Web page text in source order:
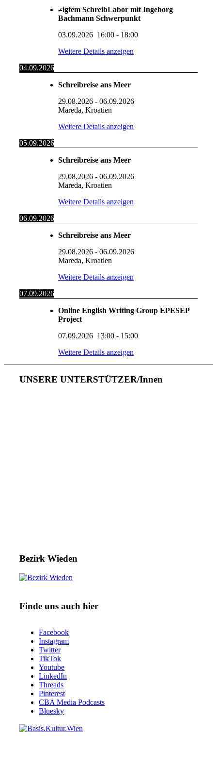
≠igfem SchreibLabor mit Ingeborg
Bachmann Schwerpunkt
03.09.2026 16:00 - 18:00
Weitere Details anzeigen
04.09.2026
Schreibreise ans Meer
29.08.2026 -06.09.2026
Mareda, Kroatien
Weitere Details anzeigen
05.09.2026
Schreibreise ans Meer
29.08.2026 -06.09.2026
Mareda, Kroatien
Weitere Details anzeigen
06.09.2026
Schreibreise ans Meer
29.08.2026 -06.09.2026
Mareda, Kroatien
Weitere Details anzeigen
07.09.2026
Online English Writing Group EPESEP
Project
07.09.2026 13:00 - 15:00
Weitere Details anzeigen
UNSERE UNTERSTÜTZER/Innen
Bezirk Wieden
Finde uns auch hier
Facebook
Instagram
Twitter
TikTok
Youtube
LinkedIn
Threads
Pinterest
CBA Media Podcasts
Bluesky